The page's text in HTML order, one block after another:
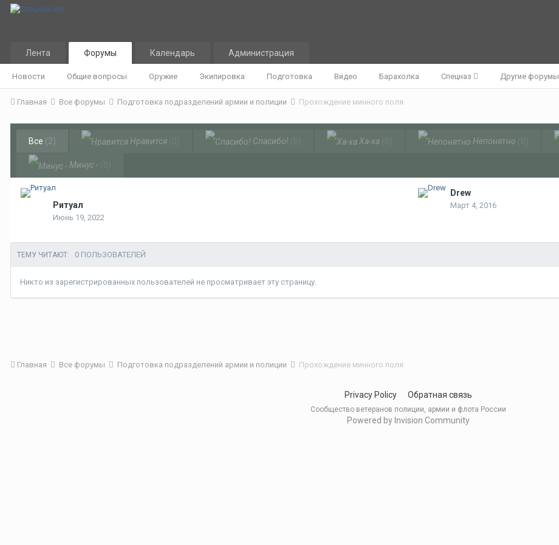
Лента Форумы
Новости Общие вопросы Оружие Экипировка Подготовка Видео Барахолка Спецназ Другие форумы
Календарь Администрация
Главная Все форумы Подготовка подразделений армии и полиции Прохождение минного поля
Все (2) Нравится (0) Спасибо! (0) Ха-ха (0) Непонятно (0)
Минус - (0)
Ритуал
Июнь 19, 2022
Drew
Март 4, 2016
ТЕМУ ЧИТАЮТ: 0 ПОЛЬЗОВАТЕЛЕЙ
Никто из зарегистрированных пользователей не просматривает эту страницу.
Главная Все форумы Подготовка подразделений армии и полиции Прохождение минного поля
Privacy Policy Обратная связь
Сообщество ветеранов полиции, армии и флота России
Powered by Invision Community